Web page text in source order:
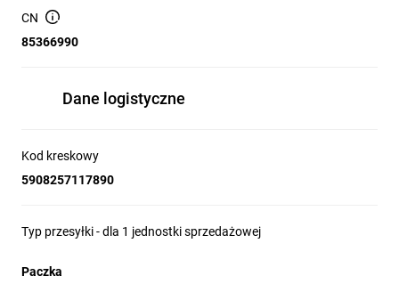
CN
85366990
Dane logistyczne
Kod kreskowy
5908257117890
Typ przesyłki - dla 1 jednostki sprzedażowej
Paczka